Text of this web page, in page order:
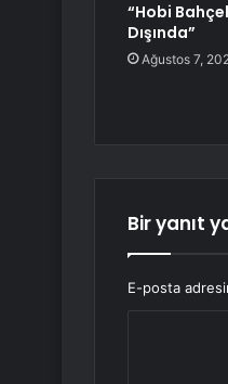
“Hobi
Dışında”
Ağustos 7,
Bir yanıt
E-posta